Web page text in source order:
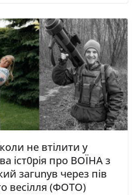
не втілити у
іст0рія про ВОЇНА з
загunув через пів
весілля (ФОТО)